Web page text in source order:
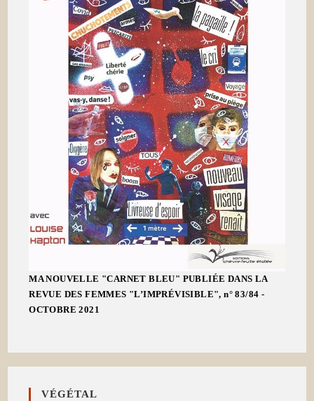
MA NOUVELLE "CARNET BLEU" PUBLIÉE DANS LA
REVUE DES FEMMES "L’IMPRÉVISIBLE", n° 83/84 -
OCTOBRE 2021
VÉGÉTAL